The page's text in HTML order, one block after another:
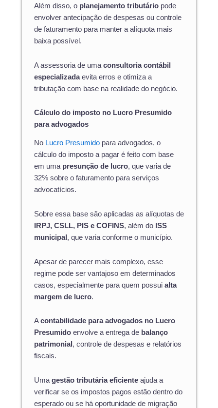
Além disso, o planejamento tributário pode
envolver antecipação de despesas ou controle
de faturamento para manter a alíquota mais
baixa possível.
A assessoria de uma consultoria contábil
especializadaevita erros e otimiza a
tributação com base na realidade do negócio.
Cálculo do imposto no Lucro Presumido
para advogados
No Lucro Presumido para advogados, o
cálculo do imposto a pagar é feito com base
em uma presunção de lucro, que varia de
32% sobre o faturamento para serviços
advocatícios.
Sobre essa base são aplicadas as alíquotas de
IRPJ, CSLL, PIS e COFINS, além do ISS
municipal , que varia conforme o município.
Apesar de parecer mais complexo, esse
regime pode ser vantajoso em determinados
casos, especialmente para quem possui alta
margem de lucro.
Acontabilidade para advogados no Lucro
Presumido envolve a entrega de balanço
patrimonial , controle de despesas e relatórios
fiscais.
Uma gestão tributária eficiente ajuda a
verificar se os impostos pagos estão dentro do
esperado ou se há oportunidade de migração